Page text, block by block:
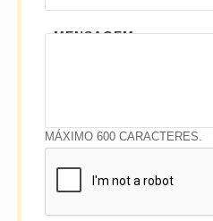
MENSAGEM
MÁXIMO 600 CARACTERES.